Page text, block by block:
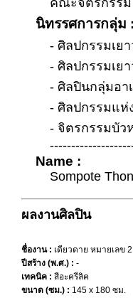
คณะจิตรกรร
นิทรรศการกลุ่ม :
- ศิลปกรรมเย
- ศิลปกรรมเย
- ศิลปินกลุ่มอา
- ศิลปกรรมแห่
- จิตรกรรมบัว
Name :
Sompote
ผลงานศิลปิน
ชื่องาน : เดียวดาย หมายเลข 2
ปีสร้าง (พ.ศ.) : -
เทคนิค : สีอะครีลิค
ขนาด (ซม.) : 145 x 180 ซม.